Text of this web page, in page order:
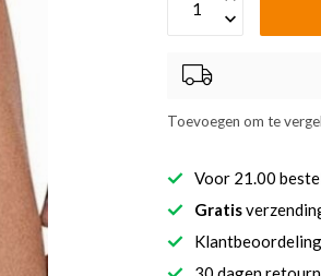
Toevoegen om te
Voor 21.00
Gratis
Klantbeoordeling